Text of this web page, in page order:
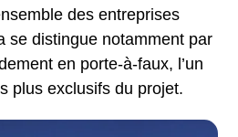
des entreprises
se distingue notamment par
en porte-à-faux, l’un
plus exclusifs du projet.